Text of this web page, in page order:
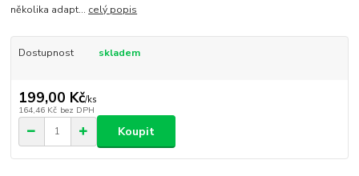
několika adapt... celý popis
Dostupnost skladem
199,00 Kč/ks
164,46 Kč bez DPH
Koupit